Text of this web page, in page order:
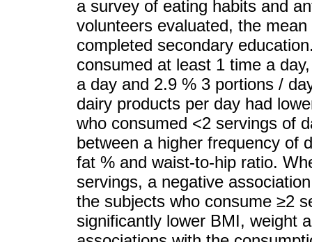
a survey of eating habits and
volunteers evaluated, the
completed secondary
consumed at least 1 time a
a day and 2.9 % 3 portions /
dairy products per day had
who consumed <2 servings of
between a higher frequency of
fat % and waist-to-hip ratio.
servings, a negative
the subjects who consume ≥2
significantly lower BMI, weight